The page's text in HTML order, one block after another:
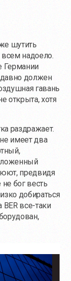
шутить
всем надоело.
Германии
давно должен
гавань
открыта, хотя
раздражает.
имеет два
предвидя
бог весть
добираться
все-таки